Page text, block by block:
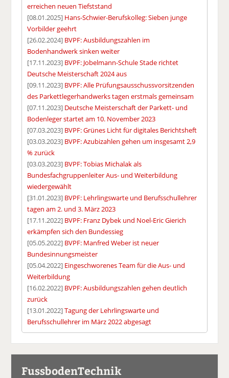
erreichen neuen Tiefststand
[08.01.2025] Hans-Schwier-Berufskolleg: Sieben junge
Vorbilder geehrt
[26.02.2024] BVPF: Ausbildungszahlen im
Bodenhandwerk sinken weiter
[17.11.2023] BVPF: Jobelmann-Schule Stade richtet
Deutsche Meisterschaft 2024 aus
[09.11.2023] BVPF: Alle Prüfungsausschussvorsitzenden
des Parkettlegerhandwerks tagen erstmals gemeinsam
[07.11.2023] Deutsche Meisterschaft der Parkett- und
Bodenleger startet am 10. November 2023
[07.03.2023] BVPF: Grünes Licht für digitales Berichtsheft
[03.03.2023] BVPF: Azubizahlen gehen um insgesamt 2,9
% zurück
[03.03.2023] BVPF: Tobias Michalak als
Bundesfachgruppenleiter Aus- und Weiterbildung
wiedergewählt
[31.01.2023] BVPF: Lehrlingswarte und Berufsschullehrer
tagen am 2. und 3. März 2023
[17.11.2022] BVPF: Franz Dybek und Noel-Eric Gierich
erkämpfen sich den Bundessieg
[05.05.2022] BVPF: Manfred Weber ist neuer
Bundesinnungsmeister
[05.04.2022] Eingeschworenes Team für die Aus- und
Weiterbildung
[16.02.2022] BVPF: Ausbildungszahlen gehen deutlich
zurück
[13.01.2022]Tagung der Lehrlingswarte und
Berufsschullehrer im März 2022 abgesagt
FussbodenTechnik